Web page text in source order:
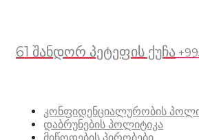
61 შანდორ პეტეფის ქუჩა
კონფიდენციალურობის
დაბრუნების პოლიტიკა